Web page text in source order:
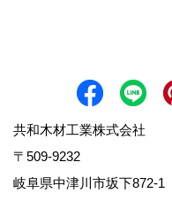
共和木材工業株式会社
〒509-9232
岐阜県中津川市坂下872‐1